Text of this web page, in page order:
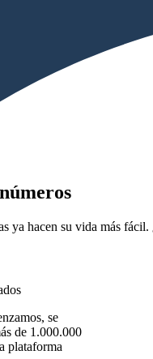
ya hacen su vida más fácil.
se
de 1.000.000
plataforma